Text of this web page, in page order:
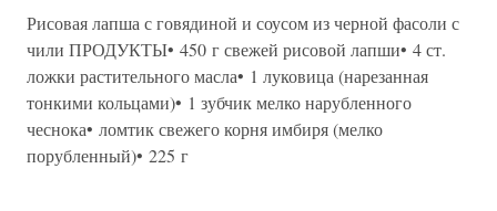
Рисовая лапша с говядиной и соусом из черной фасоли с
чили ПРОДУКТЫ• 450 г свежей рисовой лапши• 4 ст.
ложки растительного масла• 1 луковица (нарезанная
тонкими кольцами)• 1 зубчик мелко нарубленного
чеснока• ломтик свежего корня имбиря (мелко
порубленный)• 225 г